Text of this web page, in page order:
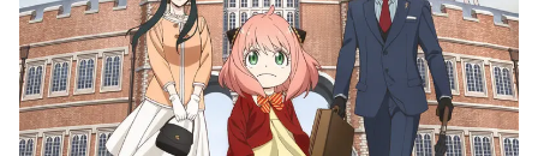
Powered by livedoor 相互RSS
韓国人「韓国のネットフリッ
クスで初めて１位になった日本
のコンテンツについて」「今シ
ーズンは女性が可愛い」
韓国人「意外に日本との関係